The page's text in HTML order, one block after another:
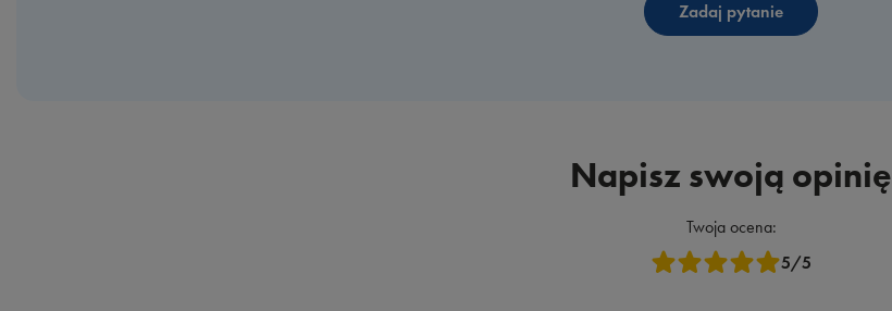
Zadaj pytanie
Napisz swoją opinię
Twoja ocena:
5/5